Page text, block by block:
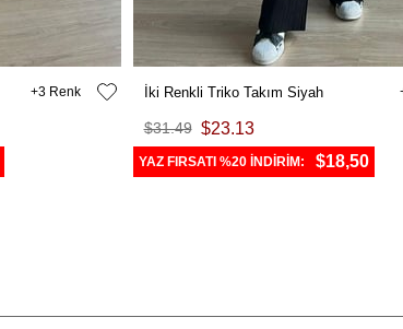
3 İki Renkli Triko Takım Siyah
$23.13
$31.49
YAZ FIRSATI %20 İNDİRİM: $18,50